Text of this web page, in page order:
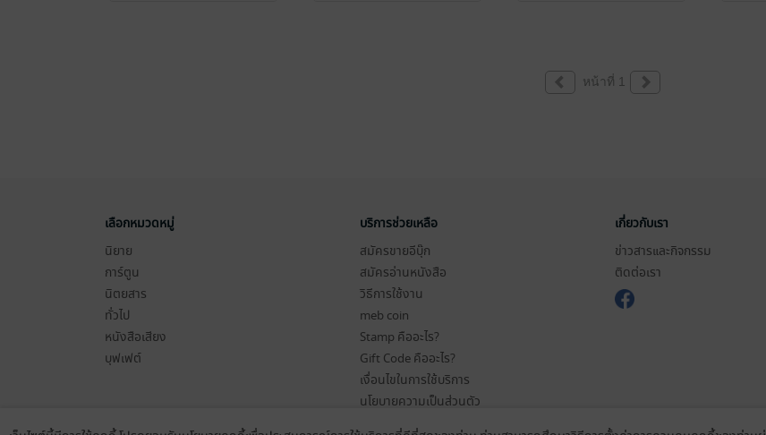
หน้าที่ 1
เลือกหมวดหมู่
นิยาย
การ์ตูน
นิตยสาร
ทั่วไป
หนังสือเสียง
บุฟเฟต์
บริการช่วยเหลือ
สมัครขายอีบุ๊ก
สมัครอ่านหนังสือ
วิธีการใช้งาน
meb coin
Stamp คืออะไร?
Gift Code คืออะไร?
เงื่อนไขในการใช้บริการ
นโยบายความเป็นส่วนตัว
แผนผังเว็บไซต์
เกี่ยวกับเรา
ข่าวสารและกิจกรรม
ติดต่อเรา